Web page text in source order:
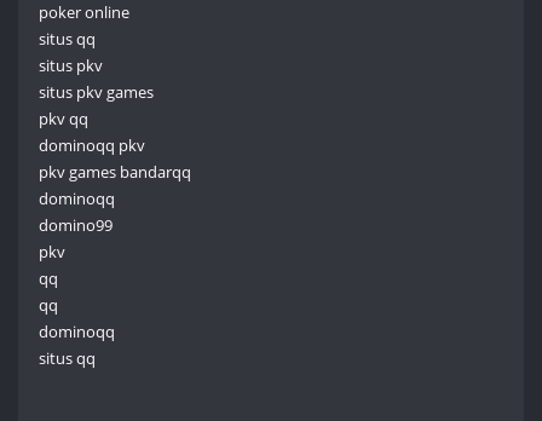
poker online
situs qq
situs pkv
situs pkv games
pkv qq
dominoqq pkv
pkv games bandarqq
dominoqq
domino99
pkv
qq
qq
dominoqq
situs qq